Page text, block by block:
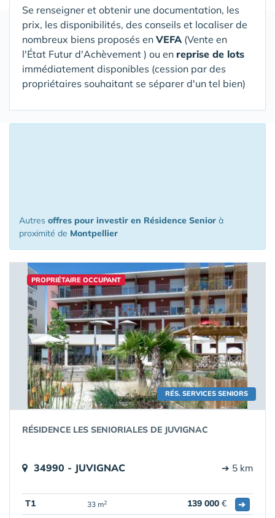
Se renseigner et obtenir une documentation, les
prix, les disponibilités, des conseils et localiser de
nombreux biens proposés en VEFA (Vente en
l'État Futur d'Achèvement ) ou en reprise de lots
immédiatement disponibles (cession par des
propriétaires souhaitant se séparer d'un tel bien)
Autres offres pour investir en Résidence Senior à
proximité de Montpellier
RÉS. SERVICES SENIORS
PROPRIÉTAIRE OCCUPANT
RÉSIDENCE LES SENIORIALES DE JUVIGNAC
34990 - JUVIGNAC ➔ 5 km
T1 33 m2 139 000 €
➔